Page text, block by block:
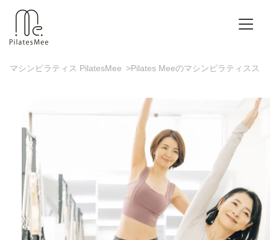
マシンピラティス PilatesMee >Pilates Meeのマシンピラティスス